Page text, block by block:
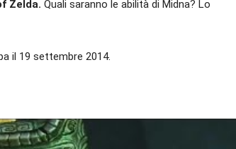
Zelda. Quali saranno le abilità di Midna? Lo
il 19 settembre 2014.